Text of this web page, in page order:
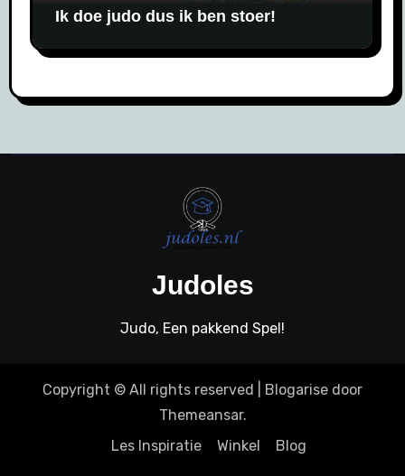
Ik doe judo dus ik ben stoer!
Judoles
Judo, Een pakkend Spel!
Copyright © All rights reserved Blogarise door
Themeansar.
Les Inspiratie
Winkel Blog